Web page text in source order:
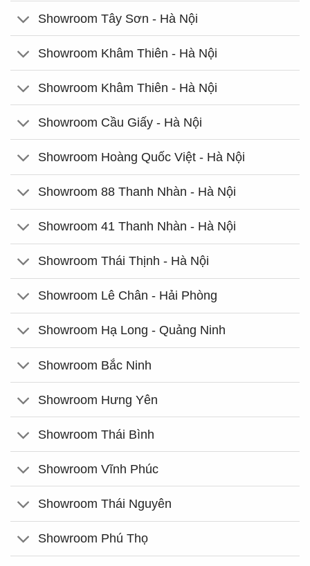
Showroom Tây Sơn - Hà Nội
Showroom Khâm Thiên - Hà Nội
Showroom Khâm Thiên - Hà Nội
Showroom Cầu Giấy - Hà Nội
Showroom Hoàng Quốc Việt - Hà Nội
Showroom 88 Thanh Nhàn - Hà Nội
Showroom 41 Thanh Nhàn - Hà Nội
Showroom Thái Thịnh - Hà Nội
Showroom Lê Chân - Hải Phòng
Showroom Hạ Long - Quảng Ninh
Showroom Bắc Ninh
Showroom Hưng Yên
Showroom Thái Bình
Showroom Vĩnh Phúc
Showroom Thái Nguyên
Showroom Phú Thọ